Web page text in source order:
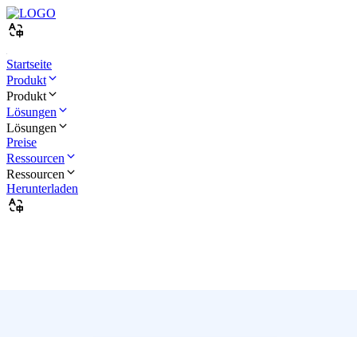
Startseite
Produkt
Produkt
Lösungen
Lösungen
Preise
Ressourcen
Ressourcen
Herunterladen